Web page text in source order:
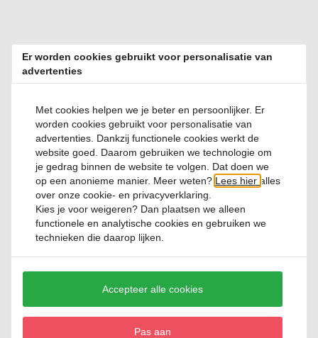
Relevante producten
Dessertbord 21,5 cm Stripe Atlantis
0 Reviews
€ 13,00
Er worden cookies gebruikt voor personalisatie van
advertenties
Met cookies helpen we je beter en persoonlijker. Er
worden cookies gebruikt voor personalisatie van
advertenties. Dankzij functionele cookies werkt de
website goed. Daarom gebruiken we technologie om
je gedrag binnen de website te volgen. Dat doen we
op een anonieme manier. Meer weten? Lees hier alles
over onze cookie- en privacyverklaring.
Kies je voorweigeren? Dan plaatsen we alleen
functionele en analytische cookies en gebruiken we
technieken die daarop lijken.
Accepteer alle cookies
Pas aan